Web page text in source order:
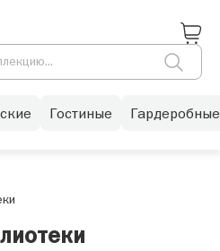
Гостиные Гардеробные